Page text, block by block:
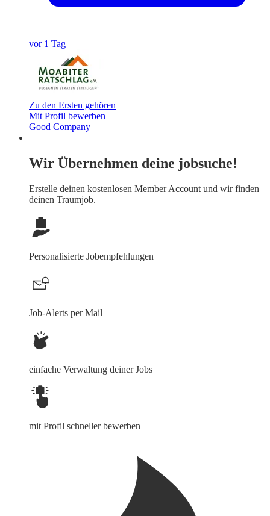
vor 1 Tag
Zu den Ersten gehören
Mit Profil bewerben
Good Company
Wir Übernehmen deine jobsuche!
Erstelle deinen kostenlosen Member Account und wir finden
deinen Traumjob.
Personalisierte Jobempfehlungen
Job-Alerts per Mail
einfache Verwaltung deiner Jobs
mit Profil schneller bewerben